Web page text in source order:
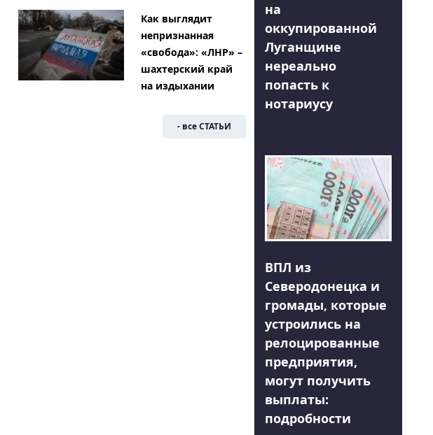
Как выглядит
непризнанная
«свобода»: «ЛНР» –
шахтерский край
на издыхании
- все СТАТЬИ
на
оккупированной
Луганщине
нереально
попасть к
нотариусу
ВПЛ из
Северодонецка и
громады, которые
устроились на
релоцированные
предприятия,
могут получить
выплаты:
подробности